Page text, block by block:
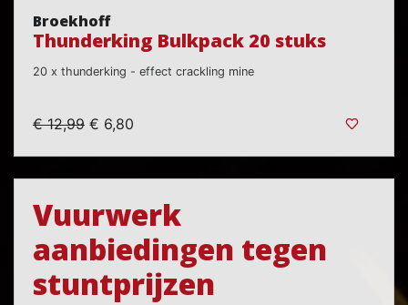
Broekhoff
Thunderking Bulkpack 20 stuks
20 x thunderking - effect crackling mine
€ 12,99 € 6,80
Vuurwerk
aanbiedingen tegen
stuntprijzen